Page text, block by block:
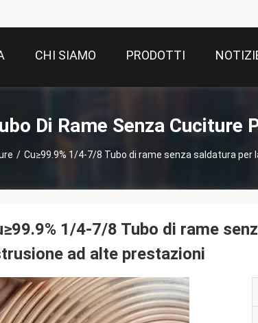
CHI SIAMO PRODOTTI
Di Rame Senza Cuciture
/ Cu≥99.9% 1/4-7/8 Tubo di rame senza saldatura
1/4-7/8 Tubo di rame
ad alte prestazioni